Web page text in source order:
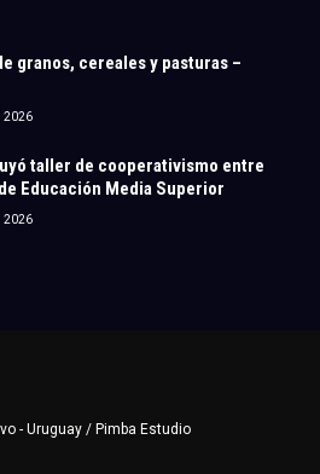
granos, cereales y pasturas –
2026
taller de cooperativismo entre
Educación Media Superior
2026
- Uruguay / Pimba Estudio